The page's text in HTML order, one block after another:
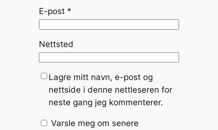
E-post *
Nettsted
Lagre mitt navn, e-post og
nettside i denne nettleseren for
neste gang jeg kommenterer.
Varsle meg om senere